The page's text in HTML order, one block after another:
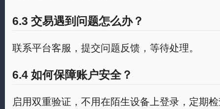
6.3 交易遇到问题怎么办？
联系平台客服，提交问题反馈，等待处理。
6.4 如何保障账户安全？
启用双重验证，不用在陌生设备上登录，定期